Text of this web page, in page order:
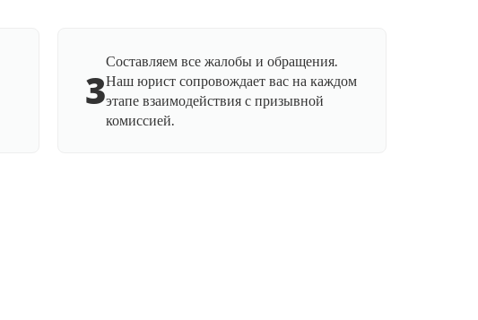
3
Составляем все жалобы и обращения.
Наш юрист сопровождает вас на каждом
этапе взаимодействия с призывной
комиссией.